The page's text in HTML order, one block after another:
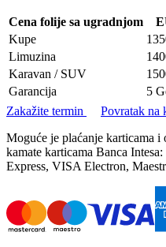
Cena folije sa ugradnjom
Kupe
Limuzina
Karavan / SUV
Garancija
5
Zakažite termin
Povratak na
Moguće je plaćanje karticama i
kamate karticama Banca
Express, VISA Electron,